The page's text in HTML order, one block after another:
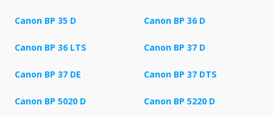
Canon BP 35 D Canon BP 36 D
Canon BP 36 LTS Canon BP 37 D
Canon BP 37 DE Canon BP 37 DTS
Canon BP 5020 D Canon BP 5220 D